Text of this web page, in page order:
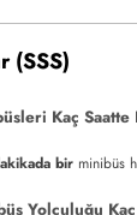
(SSS)
Kaç Saatte
bir minibüs
Yolculuğu